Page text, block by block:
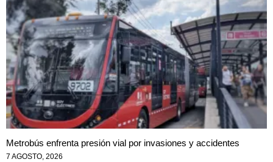
Metrobús enfrenta presión vial por invasiones y accidentes
7 AGOSTO, 2026